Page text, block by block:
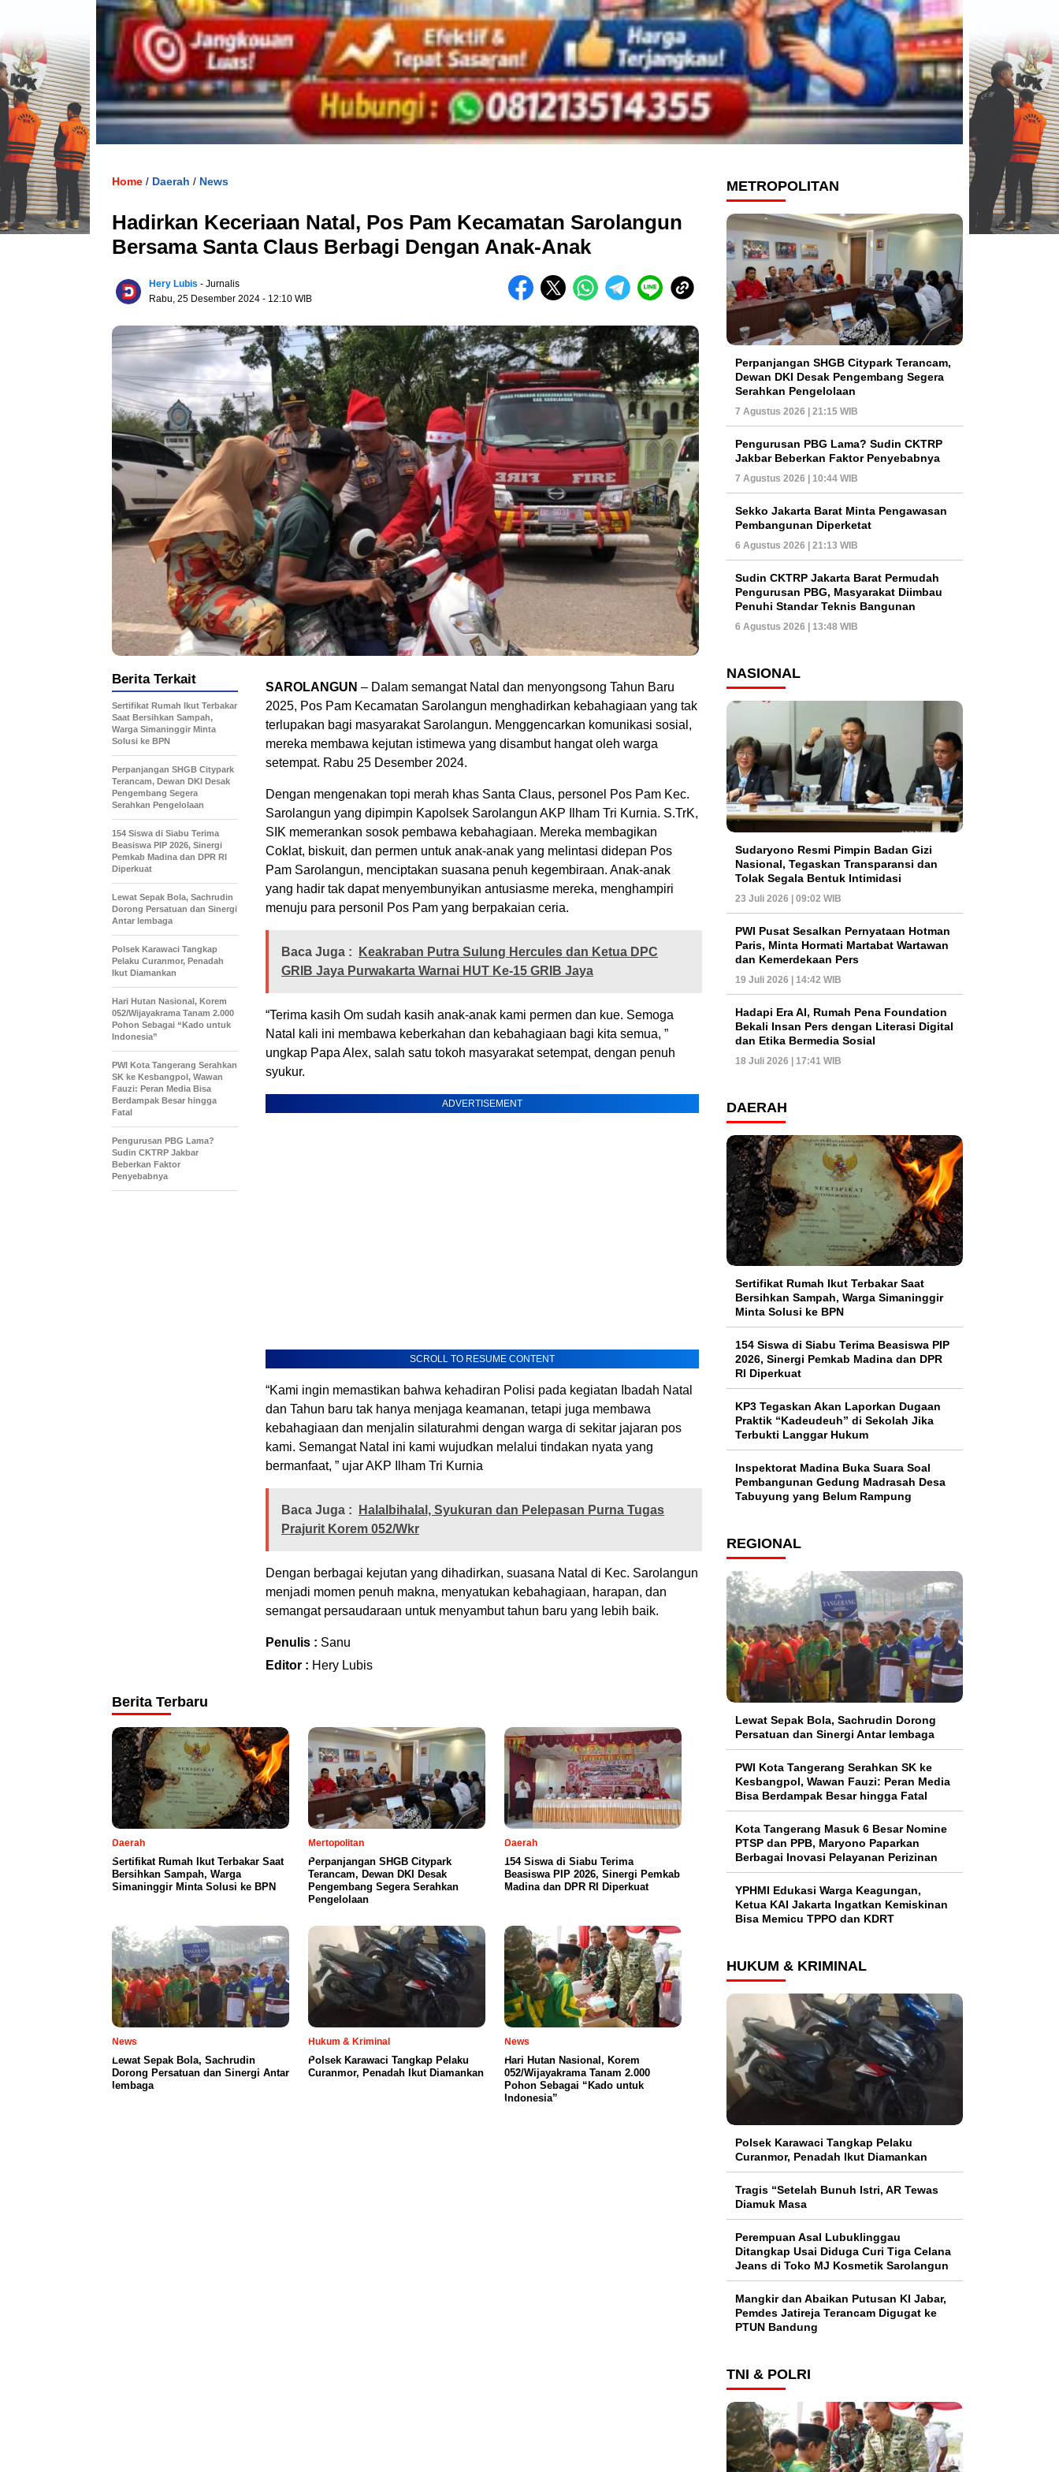
Home / Daerah / News
Hadirkan Keceriaan Natal, Pos Pam Kecamatan Sarolangun
Bersama Santa Claus Berbagi Dengan Anak-Anak
Hery Lubis - Jurnalis
Rabu, 25 Desember 2024 - 12:10 WIB
SAROLANGUN – Dalam semangat Natal dan menyongsong Tahun Baru
2025, Pos Pam Kecamatan Sarolangun menghadirkan kebahagiaan yang tak
terlupakan bagi masyarakat Sarolangun. Menggencarkan komunikasi sosial,
mereka membawa kejutan istimewa yang disambut hangat oleh warga
setempat. Rabu 25 Desember 2024.
Dengan mengenakan topi merah khas Santa Claus, personel Pos Pam Kec.
Sarolangun yang dipimpin Kapolsek Sarolangun AKP Ilham Tri Kurnia. S.TrK,
SIK memerankan sosok pembawa kebahagiaan. Mereka membagikan
Coklat, biskuit, dan permen untuk anak-anak yang melintasi didepan Pos
Pam Sarolangun, menciptakan suasana penuh kegembiraan. Anak-anak
yang hadir tak dapat menyembunyikan antusiasme mereka, menghampiri
menuju para personil Pos Pam yang berpakaian ceria.
Baca Juga :
Keakraban Putra Sulung Hercules dan Ketua DPC
GRIB Jaya Purwakarta Warnai HUT Ke-15 GRIB Jaya
“Terima kasih Om sudah kasih anak-anak kami permen dan kue. Semoga
Natal kali ini membawa keberkahan dan kebahagiaan bagi kita semua, ”
ungkap Papa Alex, salah satu tokoh masyarakat setempat, dengan penuh
syukur.
ADVERTISEMENT
SCROLL TO RESUME CONTENT
“Kami ingin memastikan bahwa kehadiran Polisi pada kegiatan Ibadah Natal
dan Tahun baru tak hanya menjaga keamanan, tetapi juga membawa
kebahagiaan dan menjalin silaturahmi dengan warga di sekitar jajaran pos
kami. Semangat Natal ini kami wujudkan melalui tindakan nyata yang
bermanfaat, ” ujar AKP Ilham Tri Kurnia
Baca Juga :
Halalbihalal, Syukuran dan Pelepasan Purna Tugas
Prajurit Korem 052/Wkr
Dengan berbagai kejutan yang dihadirkan, suasana Natal di Kec. Sarolangun
menjadi momen penuh makna, menyatukan kebahagiaan, harapan, dan
semangat persaudaraan untuk menyambut tahun baru yang lebih baik.
Penulis : Sanu
Editor : Hery Lubis
Berita Terkait
Sertifikat Rumah Ikut Terbakar
Saat Bersihkan Sampah,
Warga Simaninggir Minta
Solusi ke BPN
Perpanjangan SHGB Citypark
Terancam, Dewan DKI Desak
Pengembang Segera
Serahkan Pengelolaan
154 Siswa di Siabu Terima
Beasiswa PIP 2026, Sinergi
Pemkab Madina dan DPR RI
Diperkuat
Lewat Sepak Bola, Sachrudin
Dorong Persatuan dan Sinergi
Antar lembaga
Polsek Karawaci Tangkap
Pelaku Curanmor, Penadah
Ikut Diamankan
Hari Hutan Nasional, Korem
052/Wijayakrama Tanam 2.000
Pohon Sebagai “Kado untuk
Indonesia”
PWI Kota Tangerang Serahkan
SK ke Kesbangpol, Wawan
Fauzi: Peran Media Bisa
Berdampak Besar hingga
Fatal
Pengurusan PBG Lama?
Sudin CKTRP Jakbar
Beberkan Faktor
Penyebabnya
Berita Terbaru
Daerah
Sertifikat Rumah Ikut Terbakar Saat
Bersihkan Sampah, Warga
Simaninggir Minta Solusi ke BPN
Mertopolitan
Perpanjangan SHGB Citypark
Terancam, Dewan DKI Desak
Pengembang Segera Serahkan
Pengelolaan
Daerah
154 Siswa di Siabu Terima
Beasiswa PIP 2026, Sinergi Pemkab
Madina dan DPR RI Diperkuat
News
Lewat Sepak Bola, Sachrudin
Dorong Persatuan dan Sinergi Antar
lembaga
Hukum & Kriminal
Polsek Karawaci Tangkap Pelaku
Curanmor, Penadah Ikut Diamankan
News
Hari Hutan Nasional, Korem
052/Wijayakrama Tanam 2.000
Pohon Sebagai “Kado untuk
Indonesia”
METROPOLITAN
Perpanjangan SHGB Citypark Terancam,
Dewan DKI Desak Pengembang Segera
Serahkan Pengelolaan
7 Agustus 2026 | 21:15 WIB
Pengurusan PBG Lama? Sudin CKTRP
Jakbar Beberkan Faktor Penyebabnya
7 Agustus 2026 | 10:44 WIB
Sekko Jakarta Barat Minta Pengawasan
Pembangunan Diperketat
6 Agustus 2026 | 21:13 WIB
Sudin CKTRP Jakarta Barat Permudah
Pengurusan PBG, Masyarakat Diimbau
Penuhi Standar Teknis Bangunan
6 Agustus 2026 | 13:48 WIB
NASIONAL
Sudaryono Resmi Pimpin Badan Gizi
Nasional, Tegaskan Transparansi dan
Tolak Segala Bentuk Intimidasi
23 Juli 2026 | 09:02 WIB
PWI Pusat Sesalkan Pernyataan Hotman
Paris, Minta Hormati Martabat Wartawan
dan Kemerdekaan Pers
19 Juli 2026 | 14:42 WIB
Hadapi Era AI, Rumah Pena Foundation
Bekali Insan Pers dengan Literasi Digital
dan Etika Bermedia Sosial
18 Juli 2026 | 17:41 WIB
DAERAH
Sertifikat Rumah Ikut Terbakar Saat
Bersihkan Sampah, Warga Simaninggir
Minta Solusi ke BPN
154 Siswa di Siabu Terima Beasiswa PIP
2026, Sinergi Pemkab Madina dan DPR
RI Diperkuat
KP3 Tegaskan Akan Laporkan Dugaan
Praktik “Kadeudeuh” di Sekolah Jika
Terbukti Langgar Hukum
Inspektorat Madina Buka Suara Soal
Pembangunan Gedung Madrasah Desa
Tabuyung yang Belum Rampung
REGIONAL
Lewat Sepak Bola, Sachrudin Dorong
Persatuan dan Sinergi Antar lembaga
PWI Kota Tangerang Serahkan SK ke
Kesbangpol, Wawan Fauzi: Peran Media
Bisa Berdampak Besar hingga Fatal
Kota Tangerang Masuk 6 Besar Nomine
PTSP dan PPB, Maryono Paparkan
Berbagai Inovasi Pelayanan Perizinan
YPHMI Edukasi Warga Keagungan,
Ketua KAI Jakarta Ingatkan Kemiskinan
Bisa Memicu TPPO dan KDRT
HUKUM & KRIMINAL
Polsek Karawaci Tangkap Pelaku
Curanmor, Penadah Ikut Diamankan
Tragis “Setelah Bunuh Istri, AR Tewas
Diamuk Masa
Perempuan Asal Lubuklinggau
Ditangkap Usai Diduga Curi Tiga Celana
Jeans di Toko MJ Kosmetik Sarolangun
Mangkir dan Abaikan Putusan KI Jabar,
Pemdes Jatireja Terancam Digugat ke
PTUN Bandung
TNI & POLRI